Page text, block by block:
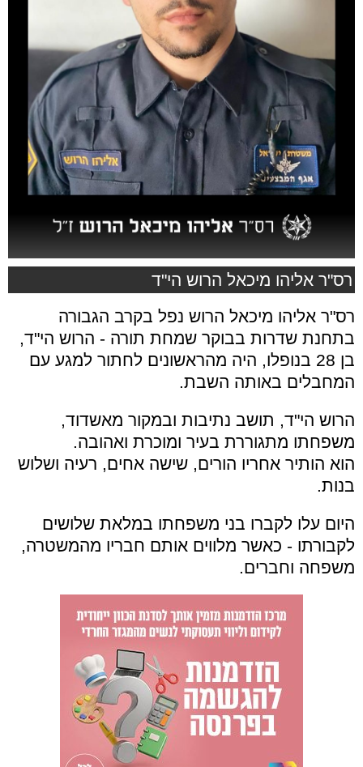
רס"ר אליהו מיכאל הרוש הי"ד
רס"ר אליהו מיכאל הרוש נפל בקרב הגבורה
בתחנת שדרות בבוקר שמחת תורה - הרוש הי"ד,
בן 28 בנופלו, היה מהראשונים לחתור למגע עם
המחבלים באותה השבת.
הרוש הי"ד, תושב נתיבות ובמקור מאשדוד,
משפחתו מתגוררת בעיר ומוכרת ואהובה.
הוא הותיר אחריו הורים, שישה אחים, רעיה ושלוש
בנות.
היום עלו לקברו בני משפחתו במלאת שלושים
לקבורתו - כאשר מלווים אותם חבריו מהמשטרה,
משפחה וחברים.